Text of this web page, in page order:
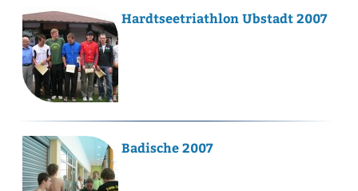
Hardtseetriathlon Ubstadt 2007
Badische 2007